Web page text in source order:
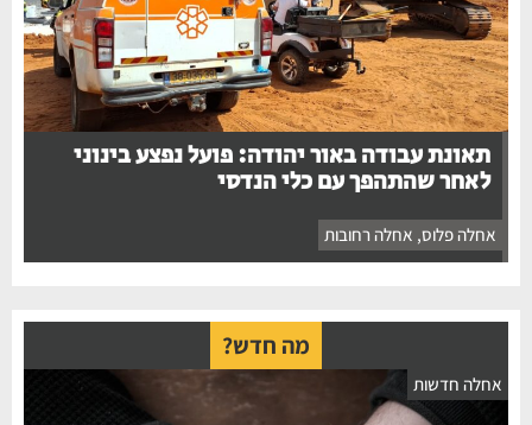
תאונת עבודה באור יהודה: פועל נפצע בינוני
לאחר שהתהפך עם כלי הנדסי
אחלה פלוס ,אחלה רחובות
מה חדש?
חדשות